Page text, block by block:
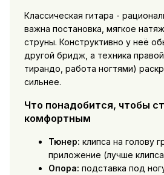
Классическая гитара -
важна постановка, мягкое
струны. Конструктивно у неё
другой бридж, а техника
тирандо, работа ногтями)
сильнее.
Что понадобится, чтобы
комфортным
Тюнер: клипса на голову
приложение (лучше
Опора: подставка под